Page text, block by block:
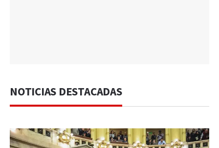
NOTICIAS DESTACADAS